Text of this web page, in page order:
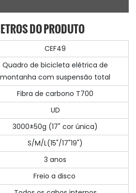
DO PRODUTO
CEF49
Quadro de bicicleta elétrica de
montanha com suspensão total
Fibra de carbono T700
UD
3000±50g (17" cor única)
S/M/L(15"/17"19")
3 anos
Freio a disco